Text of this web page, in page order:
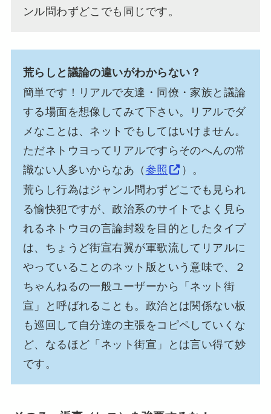
ンル問わずどこでも同じです。
荒らしと議論の違いがわからない？
簡単です！リアルで友達・同僚・家族と議論
する場面を想像してみて下さい。リアルでダ
メなことは、ネットでもしてはいけません。
ただネトウヨってリアルですらそのへんの常
識ない人多いからなあ（参照
）。
荒らし行為はジャンル問わずどこでも見られ
る愉快犯ですが、政治系のサイトでよく見ら
れるネトウヨの言論封殺を目的としたタイプ
は、ちょうど街宣右翼が軍歌流してリアルに
やっていることのネット版という意味で、２
ちゃんねるの一般ユーザーから「ネット街
宣」と呼ばれることも。政治とは関係ない板
も巡回して自分達の主張をコピペしていくな
ど、なるほど「ネット街宣」とは言い得て妙
です。